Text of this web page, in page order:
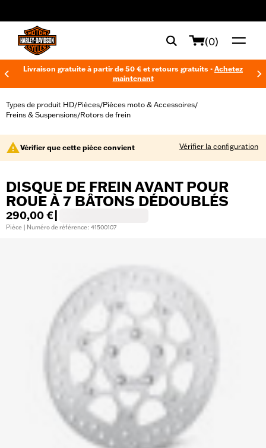
(0)
Livraison gratuite à partir de 50 € et retours gratuits - Achetez
maintenant
Types de produit HD/Pièces/Pièces moto & Accessoires/
Freins & Suspensions/Rotors de frein
Vérifier que cette pièce convient Vérifier la configuration
DISQUE DE FREIN AVANT POUR
ROUE À 7 BÂTONS DÉDOUBLÉS
290,00 €
Pièce | Numéro de référence : 41500107